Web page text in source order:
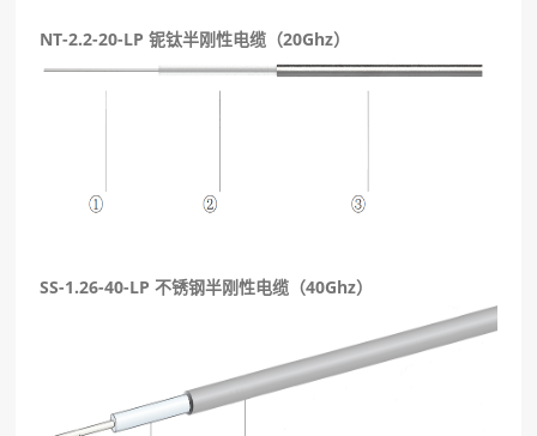
NT-2.2-20-LP 铌钛半刚性电缆（20Ghz）
SS-1.26-40-LP 不锈钢半刚性电缆（40Ghz）